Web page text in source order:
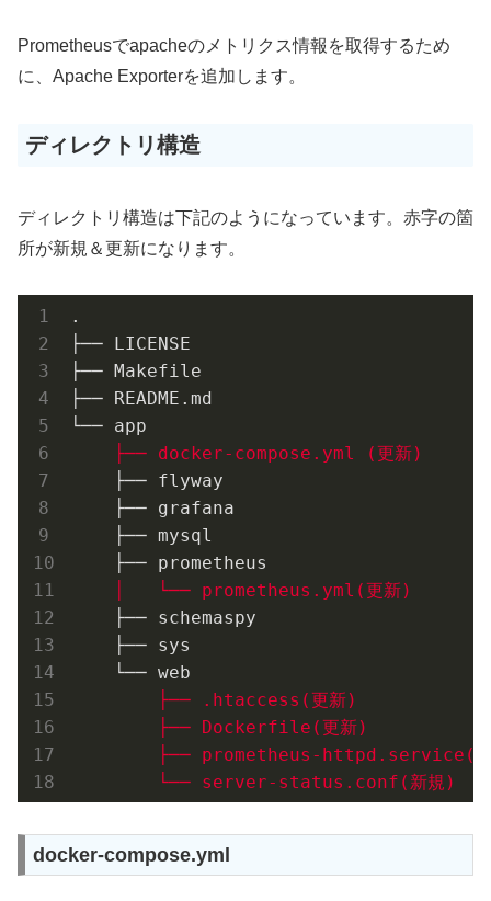
Prometheusでapacheのメトリクス情報を取得するため
に、Apache Exporterを追加します。
ディレクトリ構造
ディレクトリ構造は下記のようになっています。赤字の箇
所が新規＆更新になります。
.
├── LICENSE
├── Makefile
├── README.md
└── app
    ├── flyway
    ├── grafana
    ├── mysql
    ├── schemaspy
    ├── sys
        ├── .htaccess(更新)
        ├── Dockerfile(更新)
├── prometheus-httpd.service(
docker-compose.yml